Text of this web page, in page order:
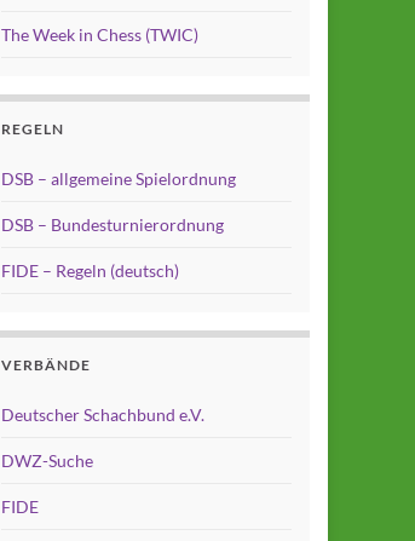
The Week in Chess (TWIC)
REGELN
DSB – allgemeine Spielordnung
DSB – Bundesturnierordnung
FIDE – Regeln (deutsch)
VERBÄNDE
Deutscher Schachbund e.V.
DWZ-Suche
FIDE